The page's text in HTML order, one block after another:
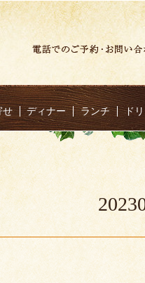
せ ディナー ランチ ド